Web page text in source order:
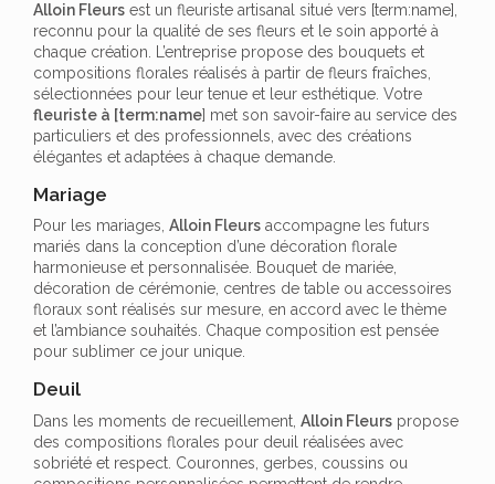
Alloin Fleurs est un fleuriste artisanal situé vers [term:name],
reconnu pour la qualité de ses fleurs et le soin apporté à
chaque création. L’entreprise propose des bouquets et
compositions florales réalisés à partir de fleurs fraîches,
sélectionnées pour leur tenue et leur esthétique. Votre
fleuriste à [term:name] met son savoir-faire au service des
particuliers et des professionnels, avec des créations
élégantes et adaptées à chaque demande.
Mariage
Pour les mariages, Alloin Fleurs accompagne les futurs
mariés dans la conception d’une décoration florale
harmonieuse et personnalisée. Bouquet de mariée,
décoration de cérémonie, centres de table ou accessoires
floraux sont réalisés sur mesure, en accord avec le thème
et l’ambiance souhaités. Chaque composition est pensée
pour sublimer ce jour unique.
Deuil
Dans les moments de recueillement, Alloin Fleurs propose
des compositions florales pour deuil réalisées avec
sobriété et respect. Couronnes, gerbes, coussins ou